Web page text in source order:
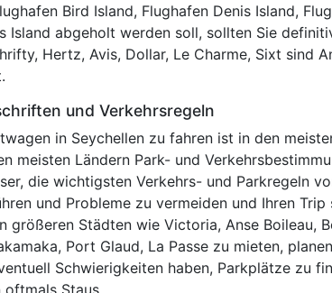
Bird Island, Flughafen Denis Island,
Island abgeholt werden soll, sollten Sie
Hertz, Avis, Dollar, Le Charme, Sixt sind
und Verkehrsregeln
in Seychellen zu fahren ist in den
meisten Ländern Park- und
die wichtigsten Verkehrs- und Parkregeln
und Probleme zu vermeiden und Ihren
größeren Städten wie Victoria, Anse Boileau,
Port Glaud, La Passe zu mieten,
Schwierigkeiten haben, Parkplätze zu
Staus.